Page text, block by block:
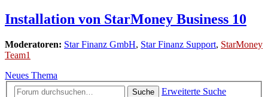
Installation von StarMoney Business 10
Moderatoren: Star Finanz GmbH, Star Finanz Support, StarMoney
Team1
Neues Thema
Suche
Erweiterte Suche